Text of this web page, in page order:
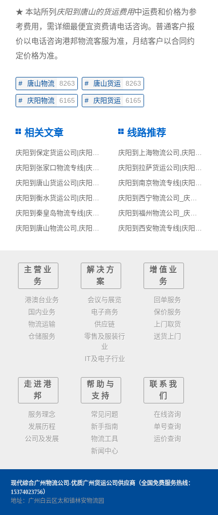
★ 本站所列 庆阳到唐山的货运费用中运费和价格为参
考费用，需详细最便宜资费请电话咨询。普通客户报
价以电话咨询港邦物流客服为准，月结客户以合同约
定价格为准。
# 唐山物流 8263 # 唐山货运 8263
# 庆阳物流 6165 # 庆阳货运 6165
相关文章
庆阳到保定货运公司|庆阳到保定货运专线
庆阳到张家口物流专线|庆阳至张家口货运公司
庆阳到唐山货运公司|庆阳到唐山货运专线
庆阳到衡水货运公司|庆阳到衡水货运专线
庆阳到秦皇岛物流专线|庆阳至秦皇岛货运公司
庆阳到唐山物流公司,庆阳物流到唐山,庆阳至唐山物流专线
线路推荐
庆阳到上海物流公司,庆阳物流到上海,庆阳至上海物流专线
庆阳到拉萨货运公司|庆阳到拉萨货运专线
庆阳到南京物流专线|庆阳至南京货运公司
庆阳到西宁物流公司_庆阳到西宁货运_庆阳至西宁物流专线
庆阳到福州物流公司_庆阳到福州货运_庆阳至福州物流专线
庆阳到西安物流专线|庆阳至西安货运公司
主营业
务
港澳台业务
国内业务
物流运输
仓储服务
解决方
案
会议与展览
电子商务
供应链
零售及服装行
业
IT及电子行业
增值业
务
回单服务
保价服务
上门取货
送货上门
走进港
邦
服务理念
发展历程
公司及发展
帮助与
支持
常见问题
新手指南
物流工具
新闻中心
联系我
们
在线咨询
单号查询
运价查询
现代综合广州物流公司-优质广州货运公司供应商 （全国免费服务热线：
15374023756）
地址：广州白云区太和镇林安物流园